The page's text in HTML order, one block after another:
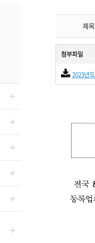
제목
첨부파일
2023년